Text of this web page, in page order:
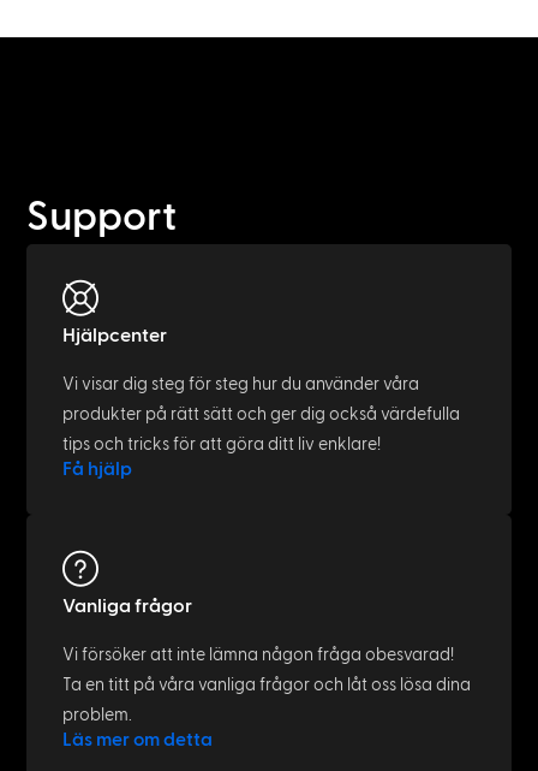
Alltron & hosttech: Fiber cable
management in underground data
February 14, 2022
West Ham United FC: PATCHBOX goes
Premier League
December 17, 2021